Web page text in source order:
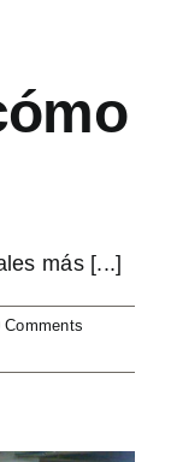
más [...]
Comments